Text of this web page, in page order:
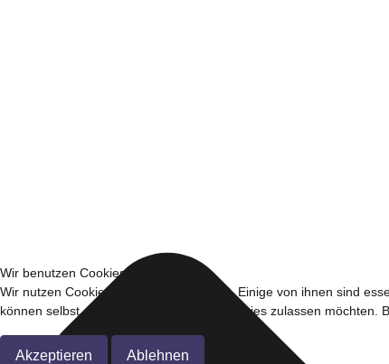
Wir benutzen Cookies
Wir nutzen Cookies auf unserer Website. Einige von ihnen sind
können selbst entscheiden, ob Sie die Cookies zulassen möchten.
Akzeptieren Ablehnen